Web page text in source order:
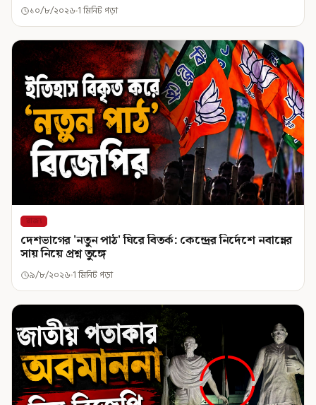
১০/৮/২০২৬ 1 মিনিট পড়া
রাজ্য
দেশভাগের 'নতুন পাঠ' ঘিরে বিতর্ক: কেন্দ্রের নির্দেশে নবান্নের
সায় নিয়ে প্রশ্ন তুঙ্গে
৯/৮/২০২৬ 1 মিনিট পড়া